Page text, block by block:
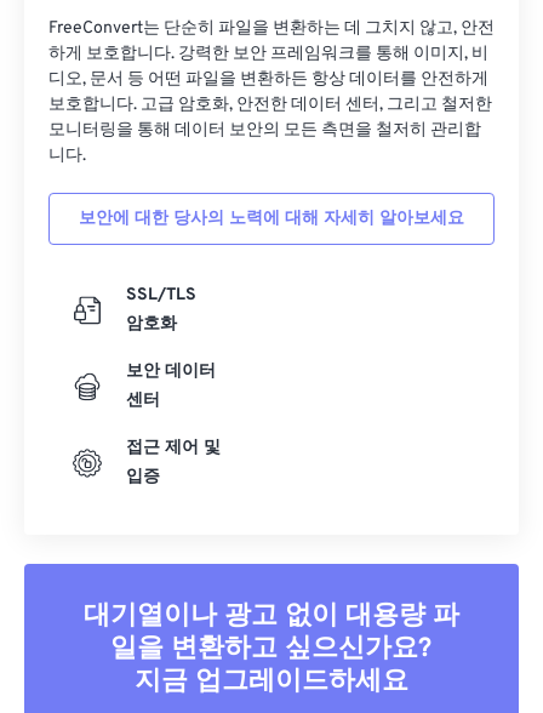
FreeConvert는 단순히 파일을 변환하는 데 그치지 않고, 안전
하게 보호합니다. 강력한 보안 프레임워크를 통해 이미지, 비
디오, 문서 등 어떤 파일을 변환하든 항상 데이터를 안전하게
보호합니다. 고급 암호화, 안전한 데이터 센터, 그리고 철저한
모니터링을 통해 데이터 보안의 모든 측면을 철저히 관리합
니다.
보안에 대한 당사의 노력에 대해 자세히 알아보세요
SSL/TLS
암호화
보안 데이터
센터
접근 제어 및
입증
대기열이나 광고 없이 대용량 파
일을 변환하고 싶으신가요?
지금 업그레이드하세요